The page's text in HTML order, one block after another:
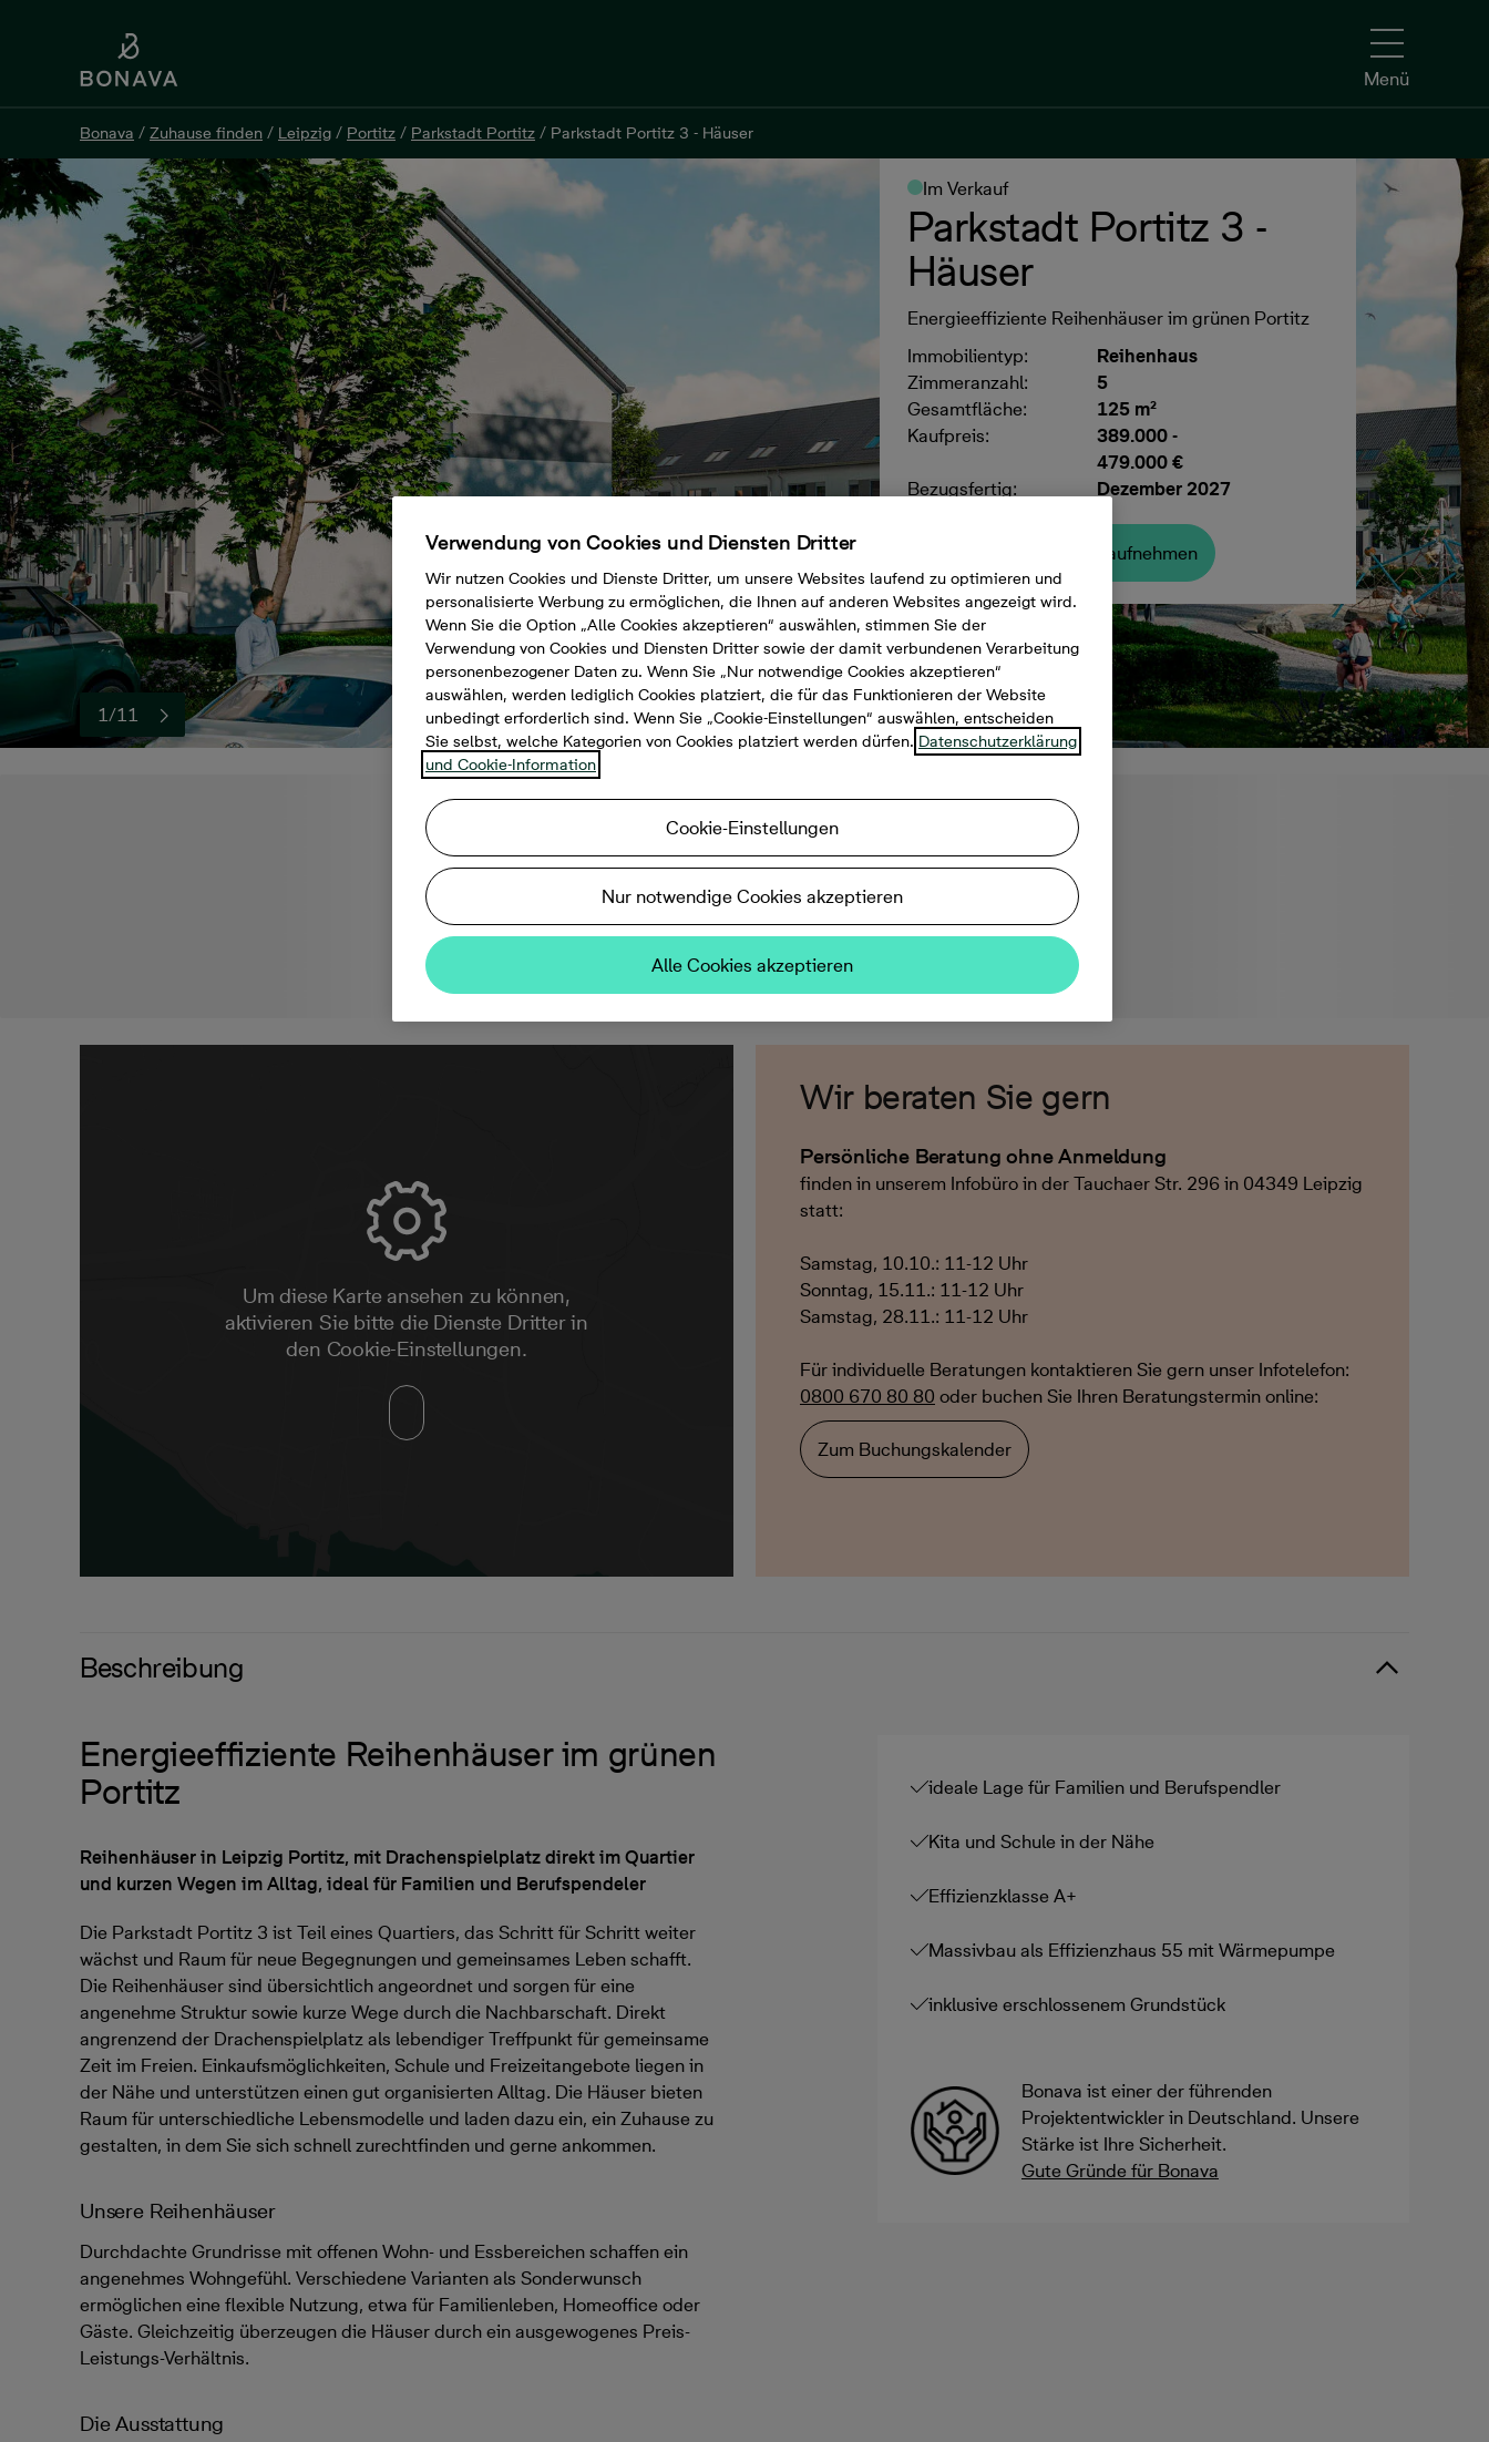
Menü
Bonava / Zuhause finden / Leipzig / Portitz / Parkstadt Portitz / Parkstadt Portitz 3 - Häuser
1/11
Im Verkauf
Parkstadt Portitz 3 -
Häuser
Energieeffiziente Reihenhäuser im grünen Portitz
Immobilientyp:
Reihenhaus
Zimmeranzahl:
5
Gesamtfläche:
125 m²
Kaufpreis:
389.000 -
479.000 €
Bezugsfertig:
Dezember 2027
Kontakt aufnehmen
Bonava / Zuhause finden / Leipzig / Portitz / Parkstadt Portitz / Parkstadt Portitz 3 - Häuser
Parkstadt Portitz 3 - Häuser
Am Künstlerbogen, 04349 Leipzig
Kontakt aufnehmen
Um diese Karte ansehen zu können,
aktivieren Sie bitte die Dienste Dritter in
den Cookie-Einstellungen.
Wir beraten Sie gern
Persönliche Beratung ohne Anmeldung
finden in unserem Infobüro in der Tauchaer Str. 296 in 04349 Leipzig
statt:
Samstag, 10.10.: 11-12 Uhr
Sonntag, 15.11.: 11-12 Uhr
Samstag, 28.11.: 11-12 Uhr
Für individuelle Beratungen kontaktieren Sie gern unser Infotelefon:
0800 670 80 80 oder buchen Sie Ihren Beratungstermin online:
Zum Buchungskalender
Beschreibung
Energieeffiziente Reihenhäuser im grünen
Portitz
Reihenhäuser in Leipzig Portitz, mit Drachenspielplatz direkt im Quartier
und kurzen Wegen im Alltag, ideal für Familien und Berufspendeler
Die Parkstadt Portitz 3 ist Teil eines Quartiers, das Schritt für Schritt weiter
wächst und Raum für neue Begegnungen und gemeinsames Leben schafft.
Die Reihenhäuser sind übersichtlich angeordnet und sorgen für eine
angenehme Struktur sowie kurze Wege durch die Nachbarschaft. Direkt
angrenzend der Drachenspielplatz als lebendiger Treffpunkt für gemeinsame
Zeit im Freien. Einkaufsmöglichkeiten, Schule und Freizeitangebote liegen in
der Nähe und unterstützen einen gut organisierten Alltag. Die Häuser bieten
Raum für unterschiedliche Lebensmodelle und laden dazu ein, ein Zuhause zu
gestalten, in dem Sie sich schnell zurechtfinden und gerne ankommen.
Unsere Reihenhäuser
Durchdachte Grundrisse mit offenen Wohn- und Essbereichen schaffen ein
angenehmes Wohngefühl. Verschiedene Varianten als Sonderwunsch
ermöglichen eine flexible Nutzung, etwa für Familienleben, Homeoffice oder
Gäste. Gleichzeitig überzeugen die Häuser durch ein ausgewogenes Preis-
Leistungs-Verhältnis.
Die Ausstattung
ideale Lage für Familien und Berufspendler
Kita und Schule in der Nähe
Effizienzklasse A+
Massivbau als Effizienzhaus 55 mit Wärmepumpe
inklusive erschlossenem Grundstück
Bonava ist einer der führenden
Projektentwickler in Deutschland. Unsere
Stärke ist Ihre Sicherheit.
Gute Gründe für Bonava
Verwendung von Cookies und Diensten Dritter
Wir nutzen Cookies und Dienste Dritter, um unsere Websites laufend zu optimieren und
personalisierte Werbung zu ermöglichen, die Ihnen auf anderen Websites angezeigt wird.
Wenn Sie die Option „Alle Cookies akzeptieren“ auswählen, stimmen Sie der
Verwendung von Cookies und Diensten Dritter sowie der damit verbundenen Verarbeitung
personenbezogener Daten zu. Wenn Sie „Nur notwendige Cookies akzeptieren“
auswählen, werden lediglich Cookies platziert, die für das Funktionieren der Website
unbedingt erforderlich sind. Wenn Sie „Cookie-Einstellungen“ auswählen, entscheiden
Sie selbst, welche Kategorien von Cookies platziert werden dürfen. Datenschutzerklärung
und Cookie-Information
Cookie-Einstellungen
Nur notwendige Cookies akzeptieren
Alle Cookies akzeptieren